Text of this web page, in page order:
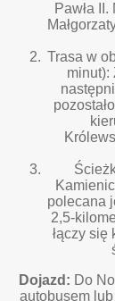
Pawła
Trasa w
minut):
polecana
2,5-
łączy się
Dojazd: Do
autobusem